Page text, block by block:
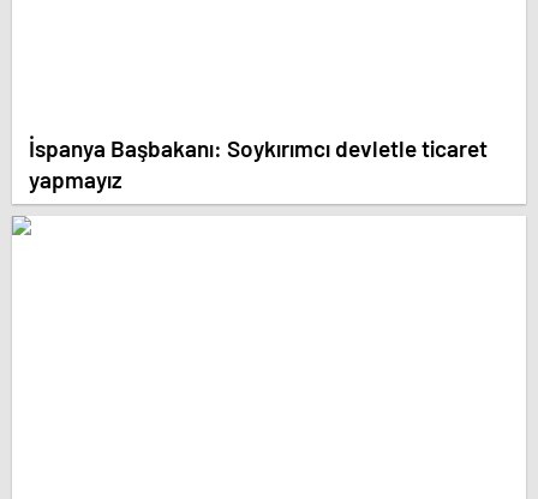
İspanya Başbakanı: Soykırımcı devletle ticaret
yapmayız